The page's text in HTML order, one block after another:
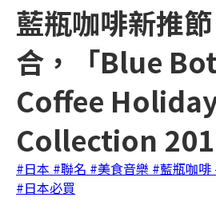
藍瓶咖啡新推
合，「Blue
Coffee
Collection
#日本 #聯名 #美食音樂 #藍瓶咖啡
#日本必買